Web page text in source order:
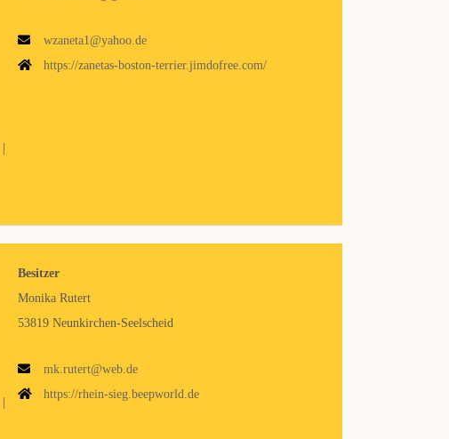
wzaneta1@yahoo.de
https://zanetas-boston-terrier.jimdofree.com/
Besitzer
Monika Rutert
53819 Neunkirchen-Seelscheid
mk.rutert@web.de
https://rhein-sieg.beepworld.de